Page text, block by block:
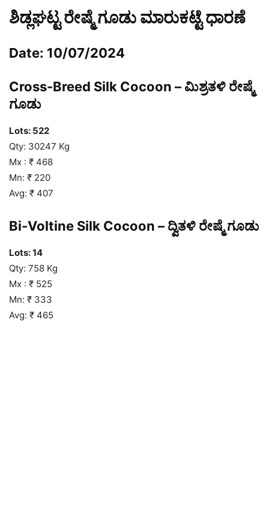
ಶಿಡ್ಲಘಟ್ಟ ರೇಷ್ಮೆ ಗೂಡು ಮಾರುಕಟ್ಟೆ ಧಾರಣೆ
Date: 10/07/2024
Cross-Breed Silk Cocoon – ಮಿಶ್ರತಳಿ ರೇಷ್ಮೆ
ಗೂಡು
Lots: 522
Qty: 30247 Kg
Mx : ₹ 468
Mn: ₹ 220
Avg: ₹ 407
Bi-Voltine Silk Cocoon – ದ್ವಿತಳಿ ರೇಷ್ಮೆ ಗೂಡು
Lots: 14
Qty: 758 Kg
Mx : ₹ 525
Mn: ₹ 333
Avg: ₹ 465